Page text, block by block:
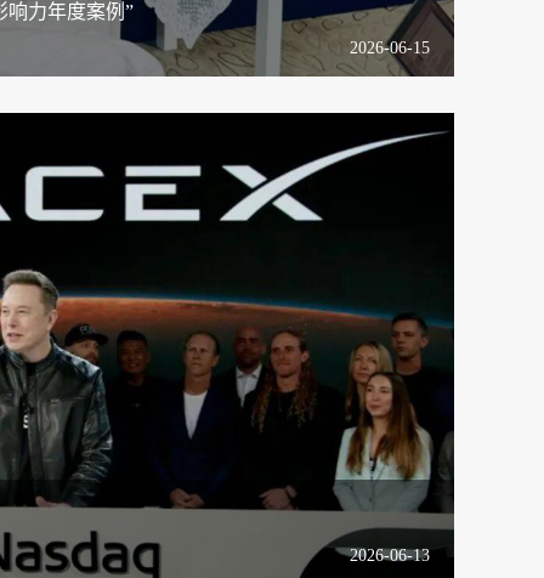
响力年度案例”
2026-06-15
2026-06-13